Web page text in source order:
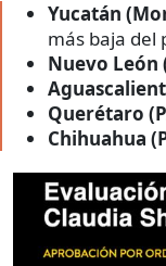
Yucatán
más baja del
Nuevo León
Querétaro
Chihuahua